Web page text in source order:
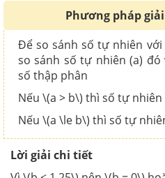
Phương pháp
Để so sánh số tự nhiên
so sánh số tự nhiên (a) đó
số thập phân
Nếu \(a > b\) thì số tự
Nếu \(a \le b\) thì số tự
Lời giải chi tiết